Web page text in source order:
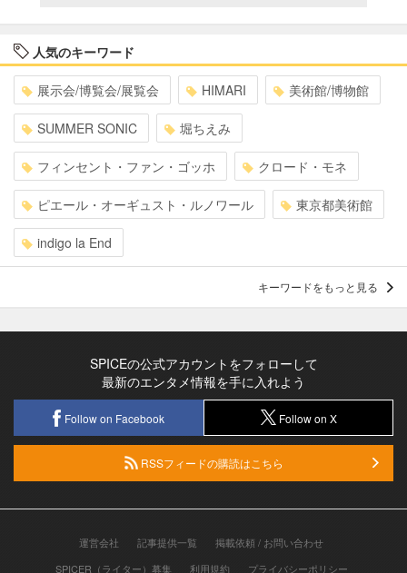
人気のキーワード
展示会/博覧会/展覧会 HIMARI 美術館/博物館
SUMMER SONIC 堀ちえみ
フィンセント・ファン・ゴッホ クロード・モネ
ピエール・オーギュスト・ルノワール 東京都美術館
indigo la End
キーワードをもっと見る
SPICEの公式アカウントをフォローして
最新のエンタメ情報を手に入れよう
Follow on Facebook Follow on X
RSSフィードの購読はこちら
運営会社 記事提供一覧
掲載依頼 / お問い合わせ
SPICER（ライター）募集
利用規約 プライバシーポリシー